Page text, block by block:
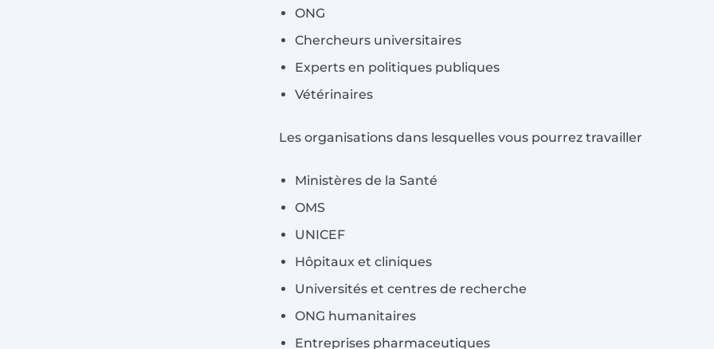
ONG
Chercheurs universitaires
Experts en politiques publiques
Vétérinaires
Les organisations dans lesquelles vous pourrez travailler
Ministères de la Santé
OMS
UNICEF
Hôpitaux et cliniques
Universités et centres de recherche
ONG humanitaires
Entreprises pharmaceutiques